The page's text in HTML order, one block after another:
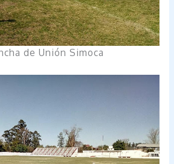
de Unión Simoca